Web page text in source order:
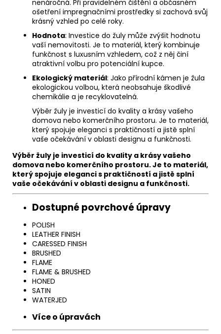
nenáročná. Při pravidelném čištění a občasném
ošetření impregnačními prostředky si zachová svůj
krásný vzhled po celé roky.
Hodnota: Investice do žuly může zvýšit hodnotu
vaší nemovitosti. Je to materiál, který kombinuje
funkčnost s luxusním vzhledem, což z něj činí
atraktivní volbu pro potenciální kupce.
Ekologický materiál: Jako přírodní kámen je žula
ekologickou volbou, která neobsahuje škodlivé
chemikálie a je recyklovatelná.
Výběr žuly je investicí do kvality a krásy vašeho
domova nebo komerčního prostoru. Je to materiál,
který spojuje eleganci s praktičností a jistě splní
vaše očekávání v oblasti designu a funkčnosti.
Výběr žuly je investicí do kvality a krásy vašeho
domova nebo komerčního prostoru. Je to materiál,
který spojuje eleganci s praktičností a jistě splní
vaše očekávání v oblasti designu a funkčnosti.
Dostupné povrchové úpravy
POLISH
LEATHER FINISH
CARESSED FINISH
BRUSHED
FLAME
FLAME & BRUSHED
HONED
SATIN
WATERJED
Více o úpravách